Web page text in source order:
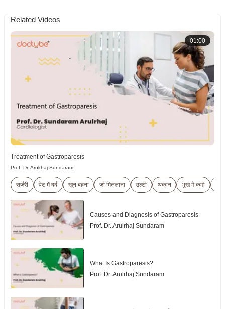
Related Videos
01:00
Treatment of Gastroparesis
Prof. Dr. Arulrhaj Sundaram
सर्जरी पेट में दर्द खून बहना जी मितलाना उल्टी थकान भूख में कमी
Causes and Diagnosis of Gastroparesis
Prof. Dr. Arulrhaj Sundaram
What Is Gastroparesis?
Prof. Dr. Arulrhaj Sundaram